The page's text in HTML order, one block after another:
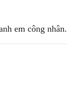
em công nhân.